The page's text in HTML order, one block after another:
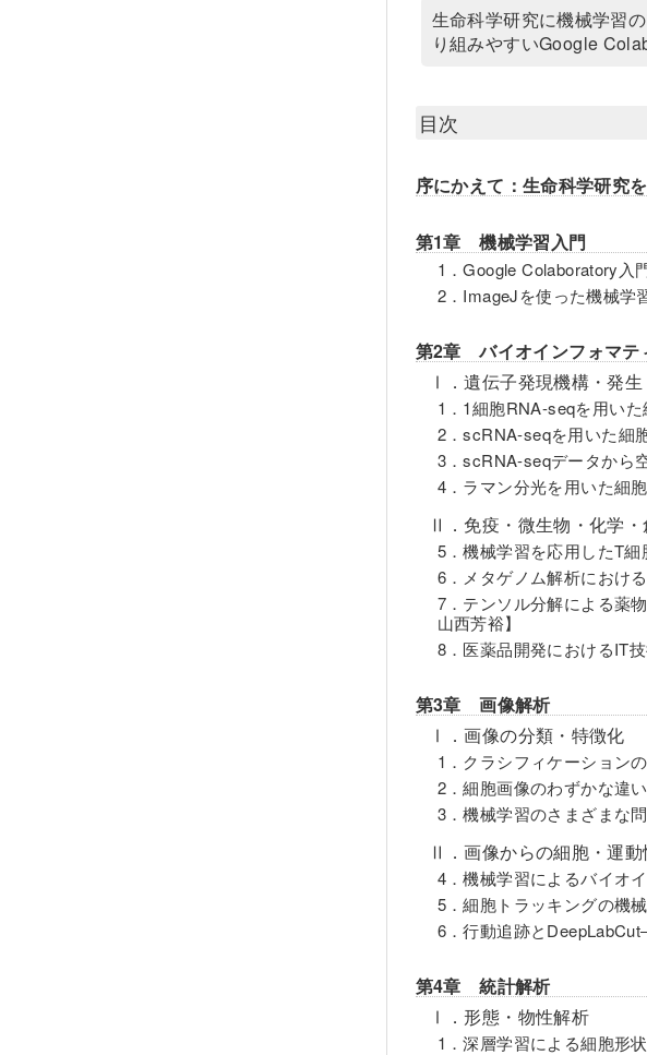
生命科学研究に機械学習
り組みやすいGoogle
目次
序にかえて：生命科学研究
第1章 機械学習入門
1．Google Colaboratory
2．ImageJを使った機械学
第2章 バイオインフォマテ
Ⅰ．遺伝子発現機構・発
1．1細胞RNA-seqを用いた
2．scRNA-seqを用いた細
3．scRNA-seqデータから
4．ラマン分光を用いた細
Ⅱ．免疫・微生物・化学
5．機械学習を応用したT
6．メタゲノム解析におけ
7．テンソル分解による薬
山西芳裕】
8．医薬品開発におけるIT技
第3章 画像解析
Ⅰ．画像の分類・特徴化
1．クラシフィケーション
2．細胞画像のわずかな違
3．機械学習のさまざまな
Ⅱ．画像からの細胞・運動
4．機械学習によるバイオ
5．細胞トラッキングの機
6．行動追跡と
第4章 統計解析
Ⅰ．形態・物性解析
1．深層学習による細胞形